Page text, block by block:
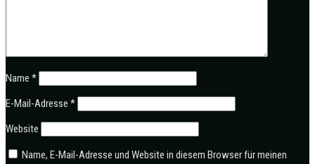
Name *
E-Mail-Adresse *
Website
Name, E-Mail-Adresse und Website in diesem Browser für meinen